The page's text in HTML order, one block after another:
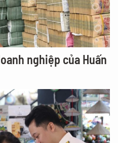
nghiệp của Huấn